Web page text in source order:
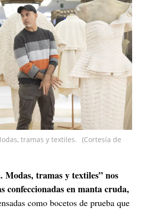
tramas y textiles. (Cortesía de
Modas, tramas y textiles” nos
confeccionadas en manta cruda,
como bocetos de prueba que